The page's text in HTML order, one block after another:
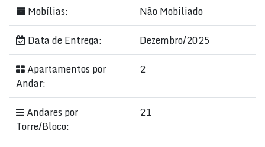
Mobílias:
Não Mobiliado
Data de Entrega:
Dezembro/2025
Apartamentos por
Andar:
2
Andares por
Torre/Bloco:
21